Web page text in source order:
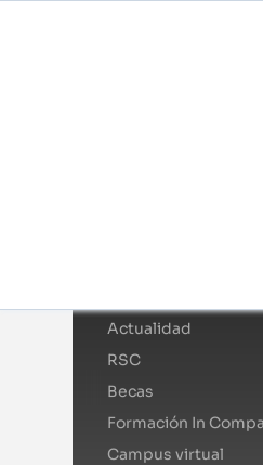
Actualidad
RSC
Becas
Formación In
Campus virtual